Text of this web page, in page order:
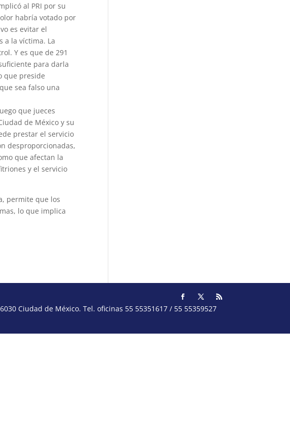
al PRI por su
habría votado por
es evitar el
a la víctima. La
Y es que de 291
para darla
que preside
sea falso una
que jueces
de México y su
prestar el servicio
desproporcionadas,
que afectan la
y el servicio
permite que los
lo que implica
Ciudad de México. Tel. oficinas 55 55351617 / 55 55359527